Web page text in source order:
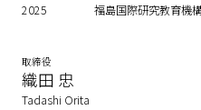
2025
福島国際研究教育機
取締役
織田 忠
Tadashi Orita